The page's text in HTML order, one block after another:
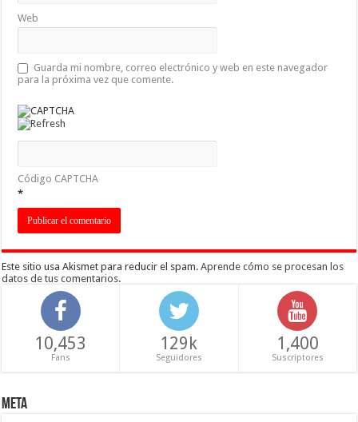
Web
Guarda mi nombre, correo electrónico y web en este navegador
para la próxima vez que comente.
Código CAPTCHA
*
Este sitio usa Akismet para reducir el spam.Aprende cómo se procesan los
datos de tus comentarios.
10,453
Fans
129k
Seguidores
1,400
Suscriptores
Meta